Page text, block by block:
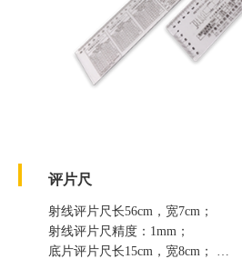
评片尺
射线评片尺长56cm，宽7cm；
射线评片尺精度：1mm；
底片评片尺长15cm，宽8cm；